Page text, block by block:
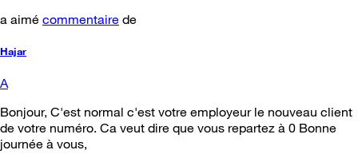
a aimé commentaire de
Hajar
A
Bonjour, C'est normal c'est votre employeur le nouveau client
de votre numéro. Ca veut dire que vous repartez à 0 Bonne
journée à vous,